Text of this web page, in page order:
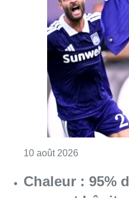
10 août 2026
Chaleur : 95%